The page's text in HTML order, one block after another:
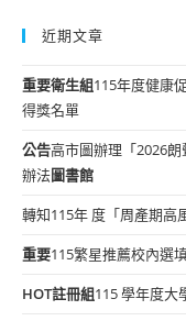
近期文章
重要衛生組115年度健康
得獎名單
公告高市圖辦理「2026
辦法圖書館
轉知115年 度「周產期高
重要115繁星推薦校內選
HOT註冊組115 學年度大